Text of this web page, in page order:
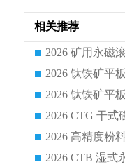
相关推荐
2026 CTG 干